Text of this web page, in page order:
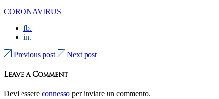
CORONAVIRUS
fb.
in.
Previous post Next post
Leave a Comment
Devi essere connesso per inviare un commento.